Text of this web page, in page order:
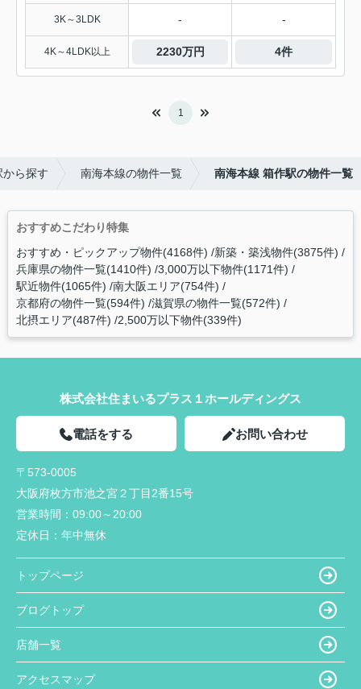
3K～3LDK - -
4K～4LDK以上 2230万円 4件
1
ら探す 南海本線の物件一覧 南海本線 箱作駅の物件一覧
おすすめこだわり特集
おすすめ・ピックアップ物件(4168件) 新築・築浅物件(3875件)
兵庫県の物件一覧(1410件) 3,000万以下物件(1171件)
駅近物件(1065件) 南大阪エリア(754件)
京都府の物件一覧(594件) 滋賀県の物件一覧(572件)
北摂エリア(487件) 2,500万以下物件(339件)
株式会社住まいるプラス１ホールディングス
電話をする お問い合わせ
〒573-0005
大阪府枚方市池之宮２丁目2番15号
営業時間： 09:00～20:00
定休日： 年中無休
トップページ
ブログトップ
店舗一覧
アクセスマップ